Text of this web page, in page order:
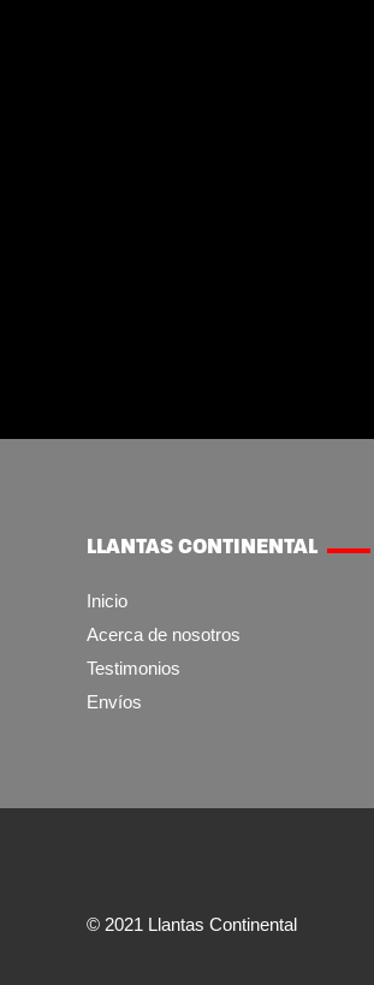
LLANTAS CONTINENTAL
Inicio
Acerca de nosotros
Testimonios
Envíos
© 2021 Llantas Continental